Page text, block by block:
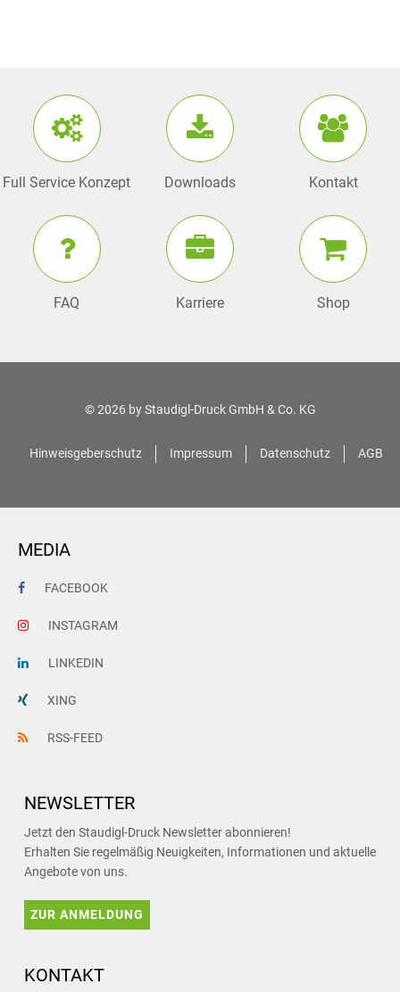
Full Service Konzept Downloads Kontakt
FAQ Karriere Shop
© 2026 byStaudigl-Druck GmbH & Co. KG
Hinweisgeberschutz Impressum Datenschutz AGB
MEDIA
FACEBOOK
INSTAGRAM
LINKEDIN
XING
RSS-FEED
NEWSLETTER
Jetzt den Staudigl-Druck Newsletter abonnieren!
Erhalten Sie regelmäßig Neuigkeiten, Informationen und aktuelle
Angebote von uns.
ZUR ANMELDUNG
KONTAKT